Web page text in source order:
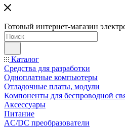
Готовый интернет-магазин
Каталог
Средства для разработки
Одноплатные компьютеры
Отладочные платы, модули
Компоненты для беспроводной
Аксессуары
Питание
AC/DC преобразователи